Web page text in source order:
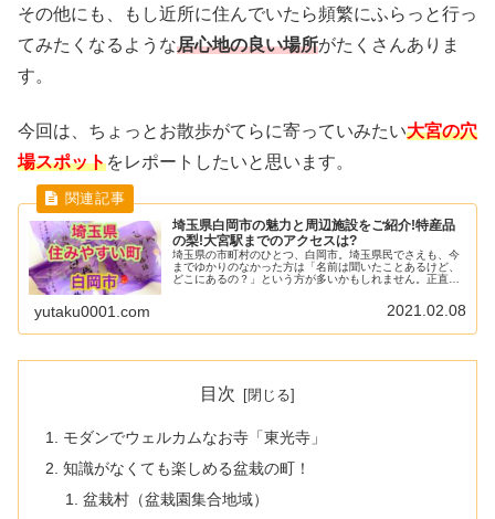
その他にも、もし近所に住んでいたら頻繁にふらっと行っ
てみたくなるような居心地の良い場所がたくさんありま
す。
今回は、ちょっとお散歩がてらに寄っていみたい大宮の穴
場スポットをレポートしたいと思います。
埼玉県白岡市の魅力と周辺施設をご紹介!特産品
の梨!大宮駅までのアクセスは?
埼玉県の市町村のひとつ、白岡市。埼玉県民でさえも、今
までゆかりのなかった方は「名前は聞いたことあるけど、
どこにあるの？」という方が多いかもしれません。正直、
yutaku0001.com 2021.02.08
目次
モダンでウェルカムなお寺「東光寺」
知識がなくても楽しめる盆栽の町！
盆栽村（盆栽園集合地域）